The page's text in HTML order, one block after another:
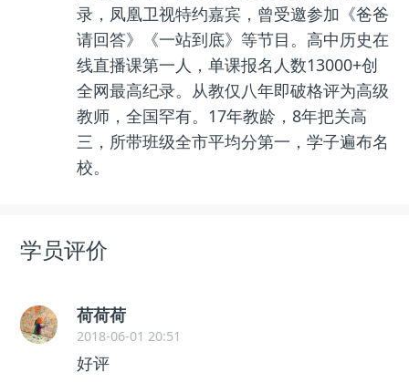
录，凤凰卫视特约嘉宾，曾受邀参加《爸爸
请回答》《一站到底》等节目。高中历史在
线直播课第一人，单课报名人数13000+创
全网最高纪录。从教仅八年即破格评为高级
教师，全国罕有。17年教龄，8年把关高
三，所带班级全市平均分第一，学子遍布名
校。
学员评价
荷荷荷
2018-06-01 20:51
好评